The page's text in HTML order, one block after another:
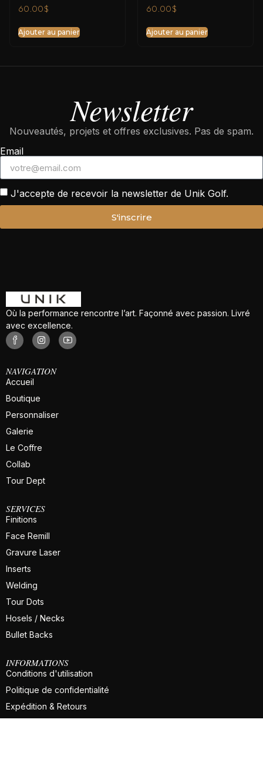
60.00$
Ajouter au panier
60.00$
Ajouter au panier
Newsletter
Nouveautés, projets et offres exclusives. Pas de spam.
Email
J'accepte de recevoir la newsletter de Unik Golf.
S'inscrire
Où la performance rencontre l’art. Façonné avec passion. Livré
avec excellence.
NAVIGATION
Accueil
Boutique
Personnaliser
Galerie
Le Coffre
Collab
Tour Dept
SERVICES
Finitions
Face Remill
Gravure Laser
Inserts
Welding
Tour Dots
Hosels / Necks
Bullet Backs
INFORMATIONS
Conditions d'utilisation
Politique de confidentialité
Expédition & Retours